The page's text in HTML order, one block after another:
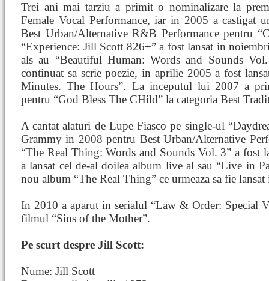
Trei ani mai tarziu a primit o nominalizare la
Female Vocal Performance, iar in 2005 a castigat
Best Urban/Alternative R&B Performance pentru
“Experience: Jill Scott 826+” a fost lansat in
als au “Beautiful Human: Words and Sounds
continuat sa scrie poezie, in aprilie 2005 a fost
Minutes. The Hours”. La inceputul lui 2007 a
pentru “God Bless The CHild” la categoria Best
A cantat alaturi de Lupe Fiasco pe single-ul
Grammy in 2008 pentru Best Urban/Alternative
“The Real Thing: Words and Sounds Vol. 3” a fost
a lansat cel de-al doilea album live al sau “Live in
nou album “The Real Thing” ce urmeaza sa fie
In 2010 a aparut in serialul “Law & Order: Special
filmul “Sins of the Mother”.
Pe scurt despre Jill Scott:
Nume: Jill Scott